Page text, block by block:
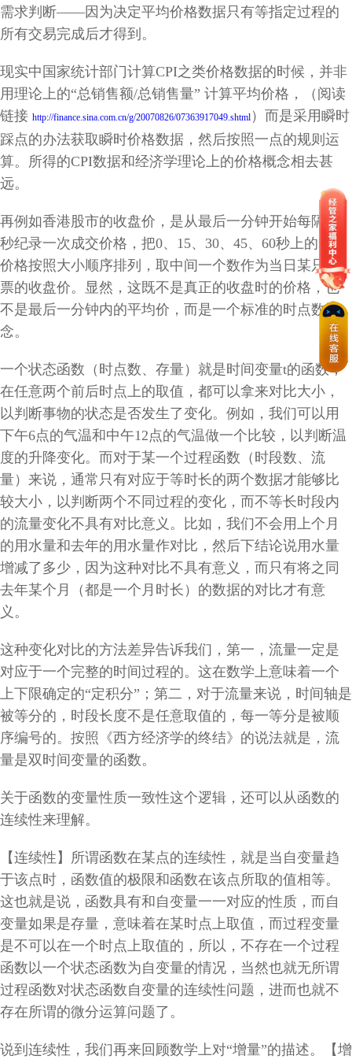
需求判断——因为决定平均价格数据只有等指定过程的
所有交易完成后才得到。
现实中国家统计部门计算CPI之类价格数据的时候，并非
用理论上的“总销售额/总销售量” 计算平均价格，（阅读
链接 http://finance.sina.com.cn/g/20070826/07363917049.shtml ）而是采用瞬时
踩点的办法获取瞬时价格数据，然后按照一点的规则运
算。所得的CPI数据和经济学理论上的价格概念相去甚
远。
再例如香港股市的收盘价，是从最后一分钟开始每隔15
秒纪录一次成交价格，把0、15、30、45、60秒上的5个
价格按照大小顺序排列，取中间一个数作为当日某只股
票的收盘价。显然，这既不是真正的收盘时的价格，也
不是最后一分钟内的平均价，而是一个标准的时点数概
念。
一个状态函数（时点数、存量）就是时间变量t的函数，
在任意两个前后时点上的取值，都可以拿来对比大小，
以判断事物的状态是否发生了变化。例如，我们可以用
下午6点的气温和中午12点的气温做一个比较，以判断温
度的升降变化。而对于某一个过程函数（时段数、流
量）来说，通常只有对应于等时长的两个数据才能够比
较大小，以判断两个不同过程的变化，而不等长时段内
的流量变化不具有对比意义。比如，我们不会用上个月
的用水量和去年的用水量作对比，然后下结论说用水量
增减了多少，因为这种对比不具有意义，而只有将之同
去年某个月（都是一个月时长）的数据的对比才有意
义。
这种变化对比的方法差异告诉我们，第一，流量一定是
对应于一个完整的时间过程的。这在数学上意味着一个
上下限确定的“定积分”；第二，对于流量来说，时间轴是
被等分的，时段长度不是任意取值的，每一等分是被顺
序编号的。按照《西方经济学的终结》的说法就是，流
量是双时间变量的函数。
关于函数的变量性质一致性这个逻辑，还可以从函数的
连续性来理解。
【连续性】所谓函数在某点的连续性，就是当自变量趋
于该点时，函数值的极限和函数在该点所取的值相等。
这也就是说，函数具有和自变量一一对应的性质，而自
变量如果是存量，意味着在某时点上取值，而过程变量
是不可以在一个时点上取值的，所以，不存在一个过程
函数以一个状态函数为自变量的情况，当然也就无所谓
过程函数对状态函数自变量的连续性问题，进而也就不
存在所谓的微分运算问题了。
说到连续性，我们再来回顾数学上对“增量”的描述。【增